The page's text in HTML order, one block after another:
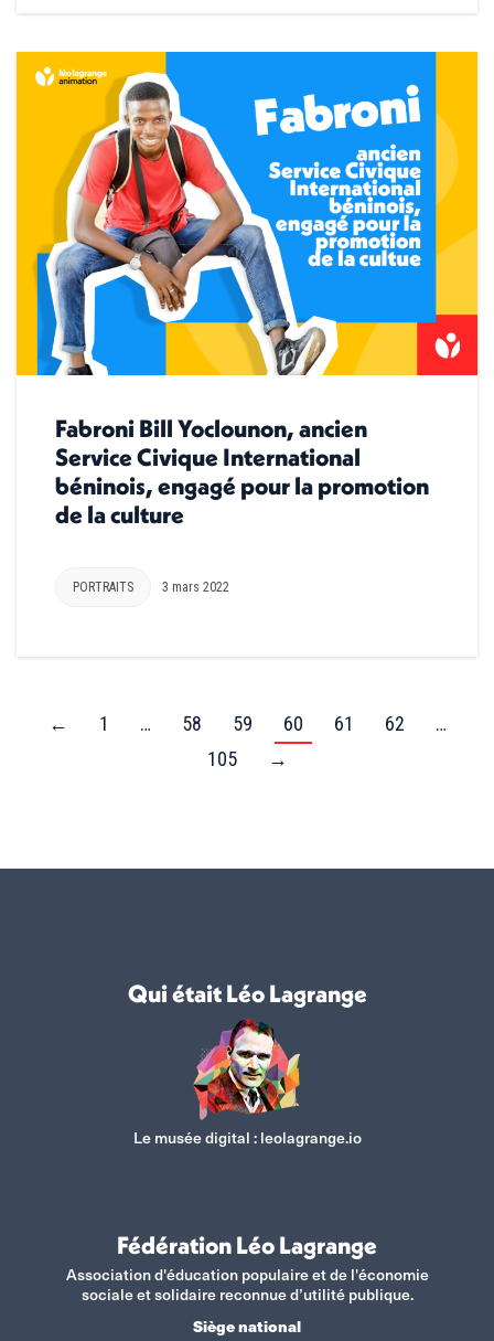
Fabroni Bill Yoclounon, ancien
Service Civique International
béninois, engagé pour la promotion
de la culture
PORTRAITS 3 mars 2022
← 1 … 58 59 60 61 62
…
105
→
Qui était Léo Lagrange
Le musée digital : leolagrange.io
Fédération Léo Lagrange
Association d'éducation populaire et de l'économie
sociale et solidaire reconnue d’utilité publique.
Siège national